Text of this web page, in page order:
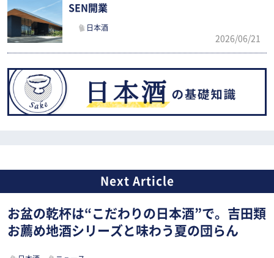
SEN開業
日本酒
2026/06/21
お盆の乾杯は“こだわりの日本酒”で。吉田類
お薦め地酒シリーズと味わう夏の団らん